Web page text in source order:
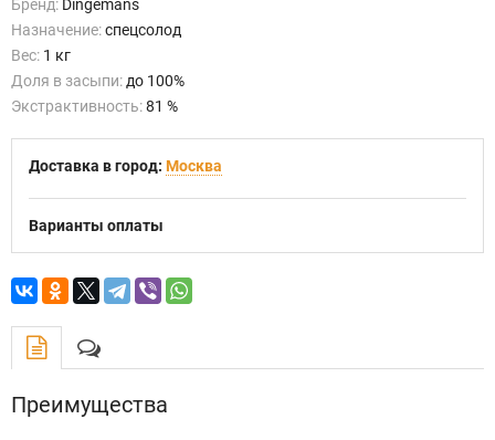
Бренд: Dingemans
Назначение:спецсолод
Вес: 1 кг
Доля в засыпи: до 100%
Экстрактивность:81 %
Доставка в город: Москва
Варианты оплаты
Преимущества